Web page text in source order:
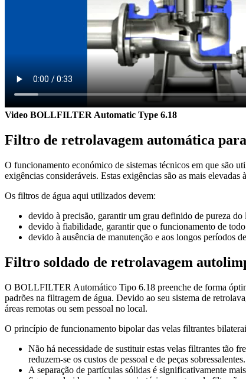
Video BOLLFILTER Automatic Type 6.18
Filtro de retrolavagem automática
O funcionamento económico de sistemas técnicos em que são
exigências consideráveis. Estas exigências são as mais
Os filtros de água aqui utilizados devem:
devido à precisão, garantir um grau definido de pureza do
devido à fiabilidade, garantir que o funcionamento de
devido à ausência de manutenção e aos longos períodos
Filtro soldado de retrolavagem
O BOLLFILTER Automático Tipo 6.18 preenche de forma
padrões na filtragem de água. Devido ao seu sistema de
áreas remotas ou sem pessoal no local.
O princípio de funcionamento bipolar das velas filtrantes
Não há necessidade de sustituir estas velas filtrantes tão
reduzem-se os custos de pessoal e de peças sobressalentes.
A separação de partículas sólidas é significativamente